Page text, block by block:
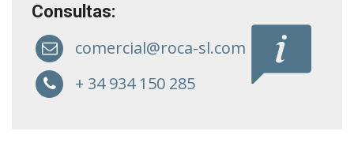
Consultas:
comercial@roca-sl.com
+ 34 934 150 285